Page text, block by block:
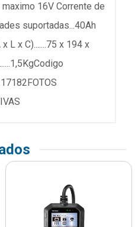
maximo 16V Corrente de
suportadas...40Ah
L x C).......75 x 194 x